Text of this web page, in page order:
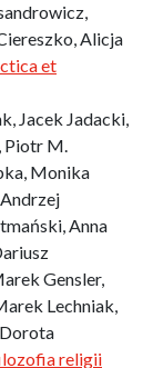
Alicja
et
Jacek Jadacki,
Piotr M.
Monika
Anna
Gensler,
Lechniak,
religii